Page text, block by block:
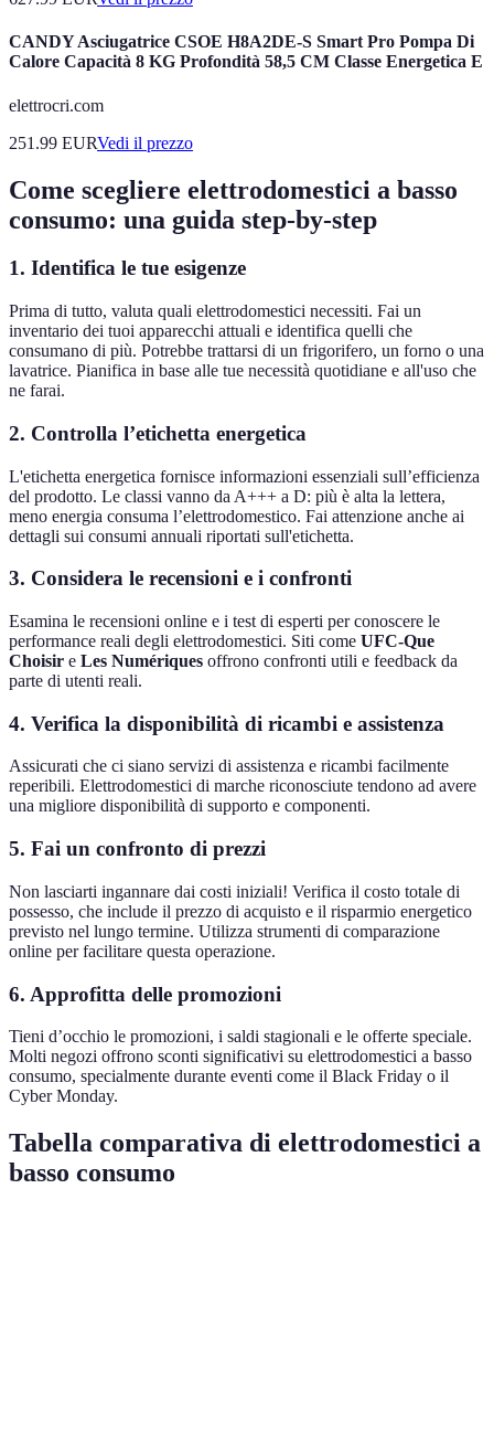
CANDY Asciugatrice CSOE H8A2DE-S Smart Pro Pompa Di
Calore Capacità 8 KG Profondità 58,5 CM Classe Energetica E
elettrocri.com
251.99 EURVedi il prezzo
Come scegliere elettrodomestici a basso
consumo: una guida step-by-step
1. Identifica le tue esigenze
Prima di tutto, valuta quali elettrodomestici necessiti. Fai un
inventario dei tuoi apparecchi attuali e identifica quelli che
consumano di più. Potrebbe trattarsi di un frigorifero, un forno o una
lavatrice. Pianifica in base alle tue necessità quotidiane e all'uso che
ne farai.
2. Controlla l’etichetta energetica
L'etichetta energetica fornisce informazioni essenziali sull’efficienza
del prodotto. Le classi vanno da A+++ a D: più è alta la lettera,
meno energia consuma l’elettrodomestico. Fai attenzione anche ai
dettagli sui consumi annuali riportati sull'etichetta.
3. Considera le recensioni e i confronti
Esamina le recensioni online e i test di esperti per conoscere le
performance reali degli elettrodomestici. Siti come UFC-Que
Choisir e Les Numériques offrono confronti utili e feedback da
parte di utenti reali.
4. Verifica la disponibilità di ricambi e assistenza
Assicurati che ci siano servizi di assistenza e ricambi facilmente
reperibili. Elettrodomestici di marche riconosciute tendono ad avere
una migliore disponibilità di supporto e componenti.
5. Fai un confronto di prezzi
Non lasciarti ingannare dai costi iniziali! Verifica il costo totale di
possesso, che include il prezzo di acquisto e il risparmio energetico
previsto nel lungo termine. Utilizza strumenti di comparazione
online per facilitare questa operazione.
6. Approfitta delle promozioni
Tieni d’occhio le promozioni, i saldi stagionali e le offerte speciale.
Molti negozi offrono sconti significativi su elettrodomestici a basso
consumo, specialmente durante eventi come il Black Friday o il
Cyber Monday.
Tabella comparativa di elettrodomestici a
basso consumo